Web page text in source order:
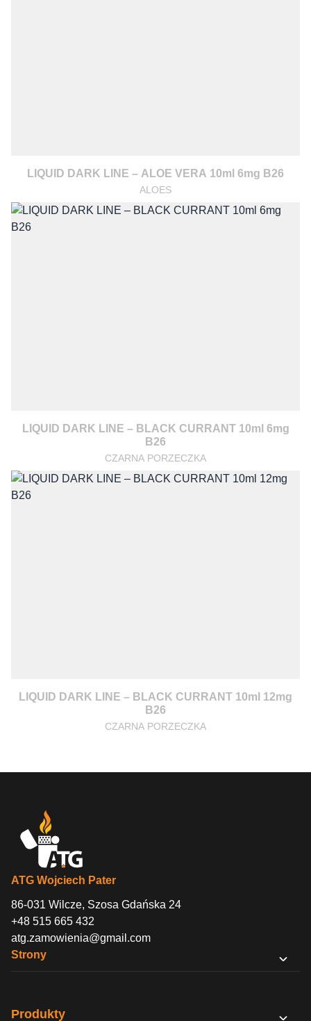
LIQUID DARK LINE – ALOE VERA 10ml 6mg B26
ALOES
LIQUID DARK LINE – BLACK CURRANT 10ml 6mg
B26
CZARNA PORZECZKA
LIQUID DARK LINE – BLACK CURRANT 10ml 12mg
B26
CZARNA PORZECZKA
ATG Wojciech Pater
86-031 Wilcze, Szosa Gdańska 24
+48 515 665 432
atg.zamowienia@gmail.com
Strony
Produkty